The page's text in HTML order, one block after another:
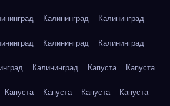
Калининград Калининград
Калининград Калининград
Калининград Капуста Капуста
Капуста Капуста Капуста Капуста